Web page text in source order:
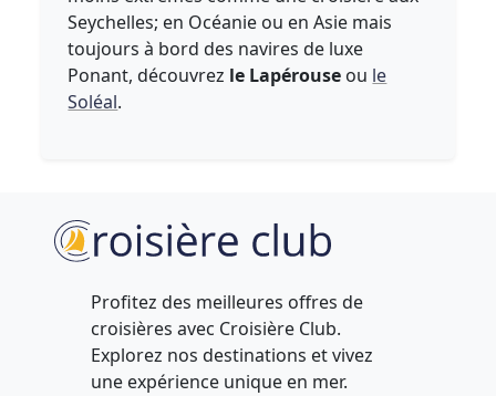
Seychelles; en Océanie ou en Asie mais
toujours à bord des navires de luxe
Ponant, découvrez le Lapérouse ou le
Soléal.
Profitez des meilleures offres de
croisières avec Croisière Club.
Explorez nos destinations et vivez
une expérience unique en mer.